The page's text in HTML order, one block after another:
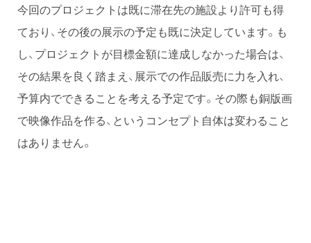
今回のプロジェクトは既に滞在先の施設より許可も得
ており、その後の展示の予定も既に決定しています。も
し、プロジェクトが目標金額に達成しなかった場合は、
その結果を良く踏まえ、展示での作品販売に力を入れ、
予算内でできることを考える予定です。その際も銅版画
で映像作品を作る、というコンセプト自体は変わること
はありません。